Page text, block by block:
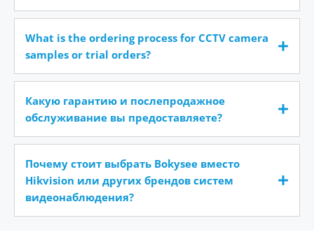
What is the ordering process for CCTV camera
samples or trial orders?
Какую гарантию и послепродажное
обслуживание вы предоставляете?
Почему стоит выбрать Bokysee вместо
Hikvision или других брендов систем
видеонаблюдения?